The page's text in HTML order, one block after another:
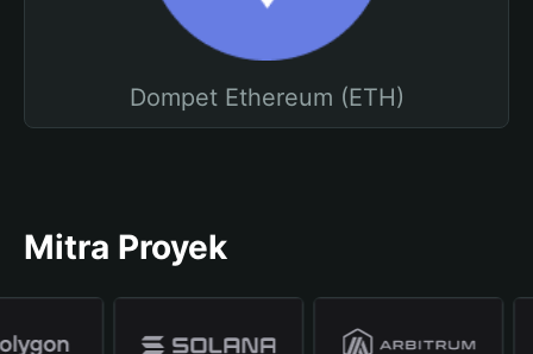
Dompet Ethereum (ETH)
Mitra Proyek